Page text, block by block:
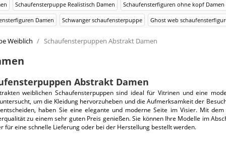
Schaufensterpuppe Realistisch Damen Schaufensterfiguren ohne kopf Damen
Damen Schwanger schaufensterpuppe Ghost web
Weiblich Schaufensterpuppen Abstrakt Damen
Abstrakt Damen
weiblichen Schaufensterpuppen sind ideal für Vitrinen und eine
um die Kleidung hervorzuheben und die Aufmerksamkeit der
haben Sie eine elegante und moderne Seite im Visier. Mit
zu einem sehr guten Preis genießen. Sie können Ihre Modelle im
für eine schnelle Lieferung oder bei der Herstellung bestellt werden.